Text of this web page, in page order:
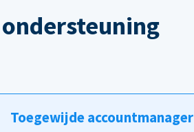
Toegewijde accountmanager